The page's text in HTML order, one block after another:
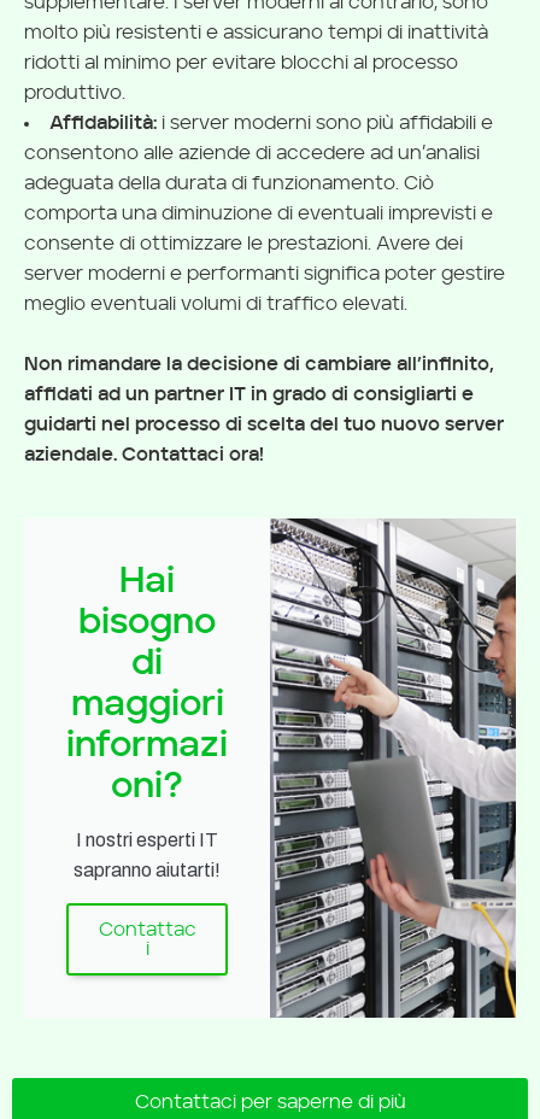
molto più resistenti e assicurano tempi di inattività
ridotti al minimo per evitare blocchi al processo
produttivo.
Affidabilità: i server moderni sono più affidabili e
consentono alle aziende di accedere ad un’analisi
adeguata della durata di funzionamento. Ciò
comporta una diminuzione di eventuali imprevisti e
consente di ottimizzare le prestazioni. Avere dei
server moderni e performanti significa poter gestire
meglio eventuali volumi di traffico elevati.
Non rimandare la decisione di cambiare all’infinito,
affidati ad un partner IT in grado di consigliarti e
guidarti nel processo di scelta del tuo nuovo server
aziendale. Contattaci ora!
Hai
bisogno
di
maggiori
informazi
oni?
I nostri esperti IT
sapranno aiutarti!
Contattac
i
Contattaci per saperne di più